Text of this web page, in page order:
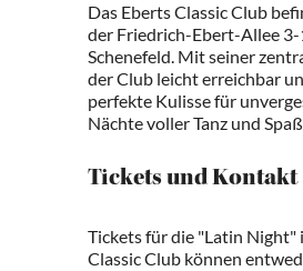
Das Eberts Classic Club
der Friedrich-Ebert-Allee 3-
Schenefeld. Mit seiner
der Club leicht erreichbar
perfekte Kulisse für
Nächte voller Tanz und
Tickets und Kontakt
Tickets für die "Latin Night"
Classic Club können